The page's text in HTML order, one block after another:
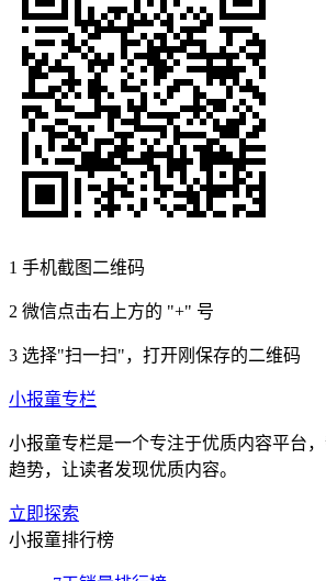
1 手机截图二维码
2 微信点击右上方的 "+" 号
3 选择"扫一扫"，打开刚保存的二维码
小报童专栏
小报童专栏是一个专注于优质内容平台
趋势，让读者发现优质内容。
立即探索
小报童排行榜